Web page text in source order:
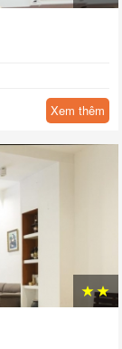
Xem thêm